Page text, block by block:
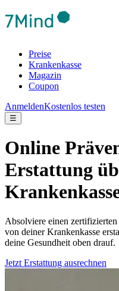
Preise
Krankenkasse
Magazin
Coupon
AnmeldenKostenlos testen
☰
Online
Erstattung
Absolviere einen
von deiner Krankenkasse
deine Gesundheit oben drauf.
Jetzt Erstattung ausrechnen